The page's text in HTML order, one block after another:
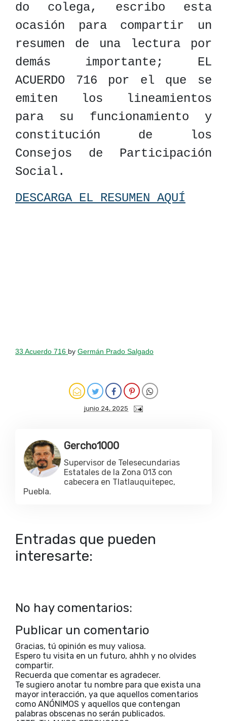
do colega, escribo esta
ocasión para compartir un
resumen de una lectura por
demás importante; EL
ACUERDO 716 por el que se
emiten los lineamientos
para su funcionamiento y
constitución de los
Consejos de Participación
Social.
DESCARGA EL RESUMEN AQUÍ
33 Acuerdo 716 by Germán Prado Salgado
junio 24, 2025
Gercho1000
Supervisor de Telesecundarias
Estatales de la Zona 013 con
cabecera en Tlatlauquitepec,
Puebla.
Entradas que pueden
interesarte:
No hay comentarios:
Publicar un comentario
Gracias, tú opinión es muy valiosa.
Espero tu visita en un futuro, ahhh y no olvides
compartir.
Recuerda que comentar es agradecer.
Te sugiero anotar tu nombre para que exista una
mayor interacción, ya que aquellos comentarios
como ANÓNIMOS y aquellos que contengan
palabras obscenas no serán publicados.